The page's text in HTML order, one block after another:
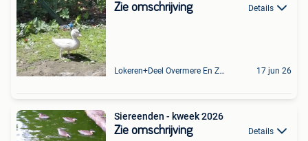
Zie omschrijving Details
Lokeren+Deel Overmere En Zele 17 jun 26
Siereenden - kweek 2026
Zie omschrijving Details